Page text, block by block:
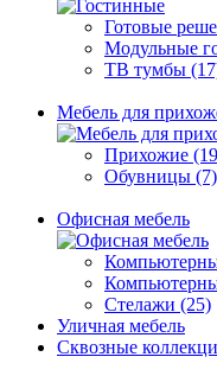
Готовые
Модульные
ТВ тумбы
Мебель для
Прихожие
Обувницы (7)
Офисная мебель
Стелажи (25)
Уличная мебель
Сквозные